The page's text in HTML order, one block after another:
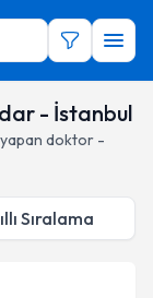
- İstanbul
doktor -
Sıralama